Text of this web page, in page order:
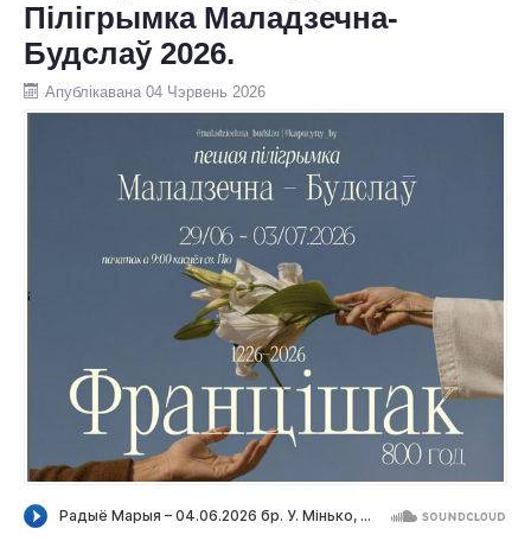
АЎДЫЯТЭКА
ПРА НАС
Пілігрымка Маладзечна-
Будслаў 2026.
Апублікавана 04 Чэрвень 2026